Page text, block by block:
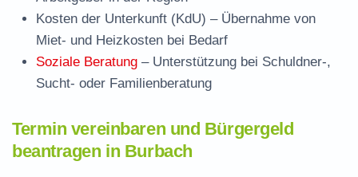
Kosten der Unterkunft (KdU) – Übernahme von
Miet- und Heizkosten bei Bedarf
Soziale Beratung – Unterstützung bei Schuldner-,
Sucht- oder Familienberatung
Termin vereinbaren und Bürgergeld
beantragen in Burbach